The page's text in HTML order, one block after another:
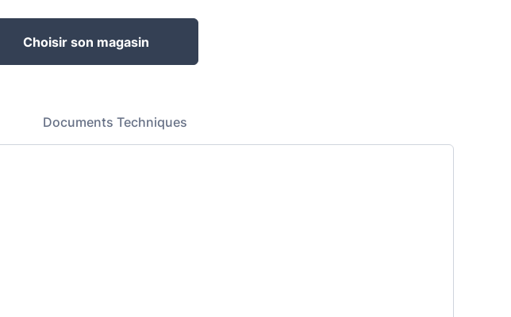
Choisir son magasin
Documents Techniques